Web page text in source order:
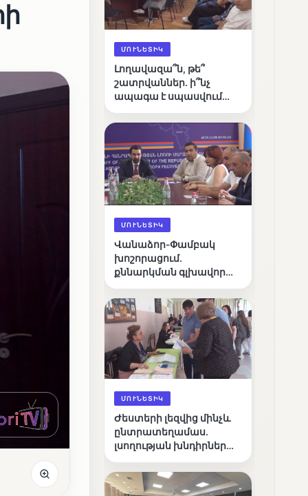
ՄՈՒՆԵՏԻԿ
Լողավազա՞ն, թե՞
շատրվաններ. ի՞նչ
ապագա է սպասվում
լճին
ՄՈՒՆԵՏԻԿ
Վանաձոր-Փամբակ
խոշորացում.
քննարկման գլխավոր
կառավարո՞ւմ, թե՞
քաղաքական նպատակ
ՄՈՒՆԵՏԻԿ
Ժեստերի լեզվից մինչև
ընտրատեղամաս.
լսողության խնդիրներ
ճանապարհը